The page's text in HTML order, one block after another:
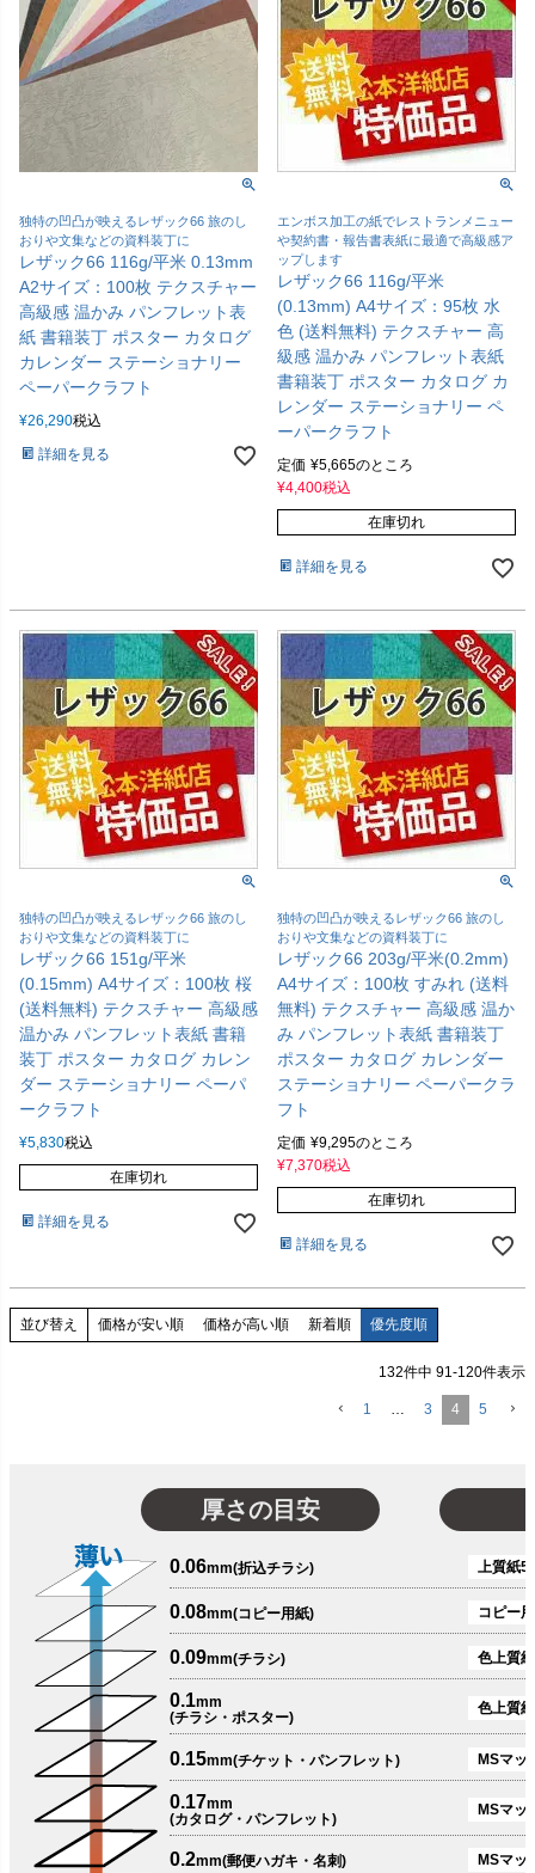
独特の凹凸が映えるレザック66 旅のし
おりや文集などの資料装丁に
レザック66 116g/平米 0.13mm
A2サイズ：100枚 テクスチャー
高級感 温かみ パンフレット表
紙 書籍装丁 ポスター カタログ
カレンダー ステーショナリー
ペーパークラフト
¥26,290税込
詳細を見る
エンボス加工の紙でレストランメニュー
や契約書・報告書表紙に最適で高級感ア
ップします
レザック66 116g/平米
(0.13mm) A4サイズ：95枚 水
色 (送料無料) テクスチャー 高
級感 温かみ パンフレット表紙
書籍装丁 ポスター カタログ カ
レンダー ステーショナリー ペ
ーパークラフト
定価 ¥5,665のところ
¥4,400税込
在庫切れ
詳細を見る
独特の凹凸が映えるレザック66 旅のし
おりや文集などの資料装丁に
レザック66 151g/平米
(0.15mm) A4サイズ：100枚 桜
(送料無料) テクスチャー 高級感
温かみ パンフレット表紙 書籍
装丁 ポスター カタログ カレン
ダー ステーショナリー ペーパ
ークラフト
¥5,830税込
在庫切れ
詳細を見る
独特の凹凸が映えるレザック66 旅のし
おりや文集などの資料装丁に
レザック66 203g/平米(0.2mm)
A4サイズ：100枚 すみれ (送料
無料) テクスチャー 高級感 温か
み パンフレット表紙 書籍装丁
ポスター カタログ カレンダー
ステーショナリー ペーパークラ
フト
定価 ¥9,295のところ
¥7,370税込
在庫切れ
詳細を見る
並び替え 価格が安い順 価格が高い順 新着順 優先度順
132件中 91-120件表示
1 … 3 4 5
厚さの目安
0.06mm(折込チラシ) 上質紙
0.08mm(コピー用紙) コピー
0.09mm(チラシ) 色上質
0.1mm
(チラシ・ポスター)
色上質
0.15mm(チケット・パンフレット) MSマッ
0.17mm
(カタログ・パンフレット)
MSマッ
0.2mm(郵便ハガキ・名刺) MSマッ